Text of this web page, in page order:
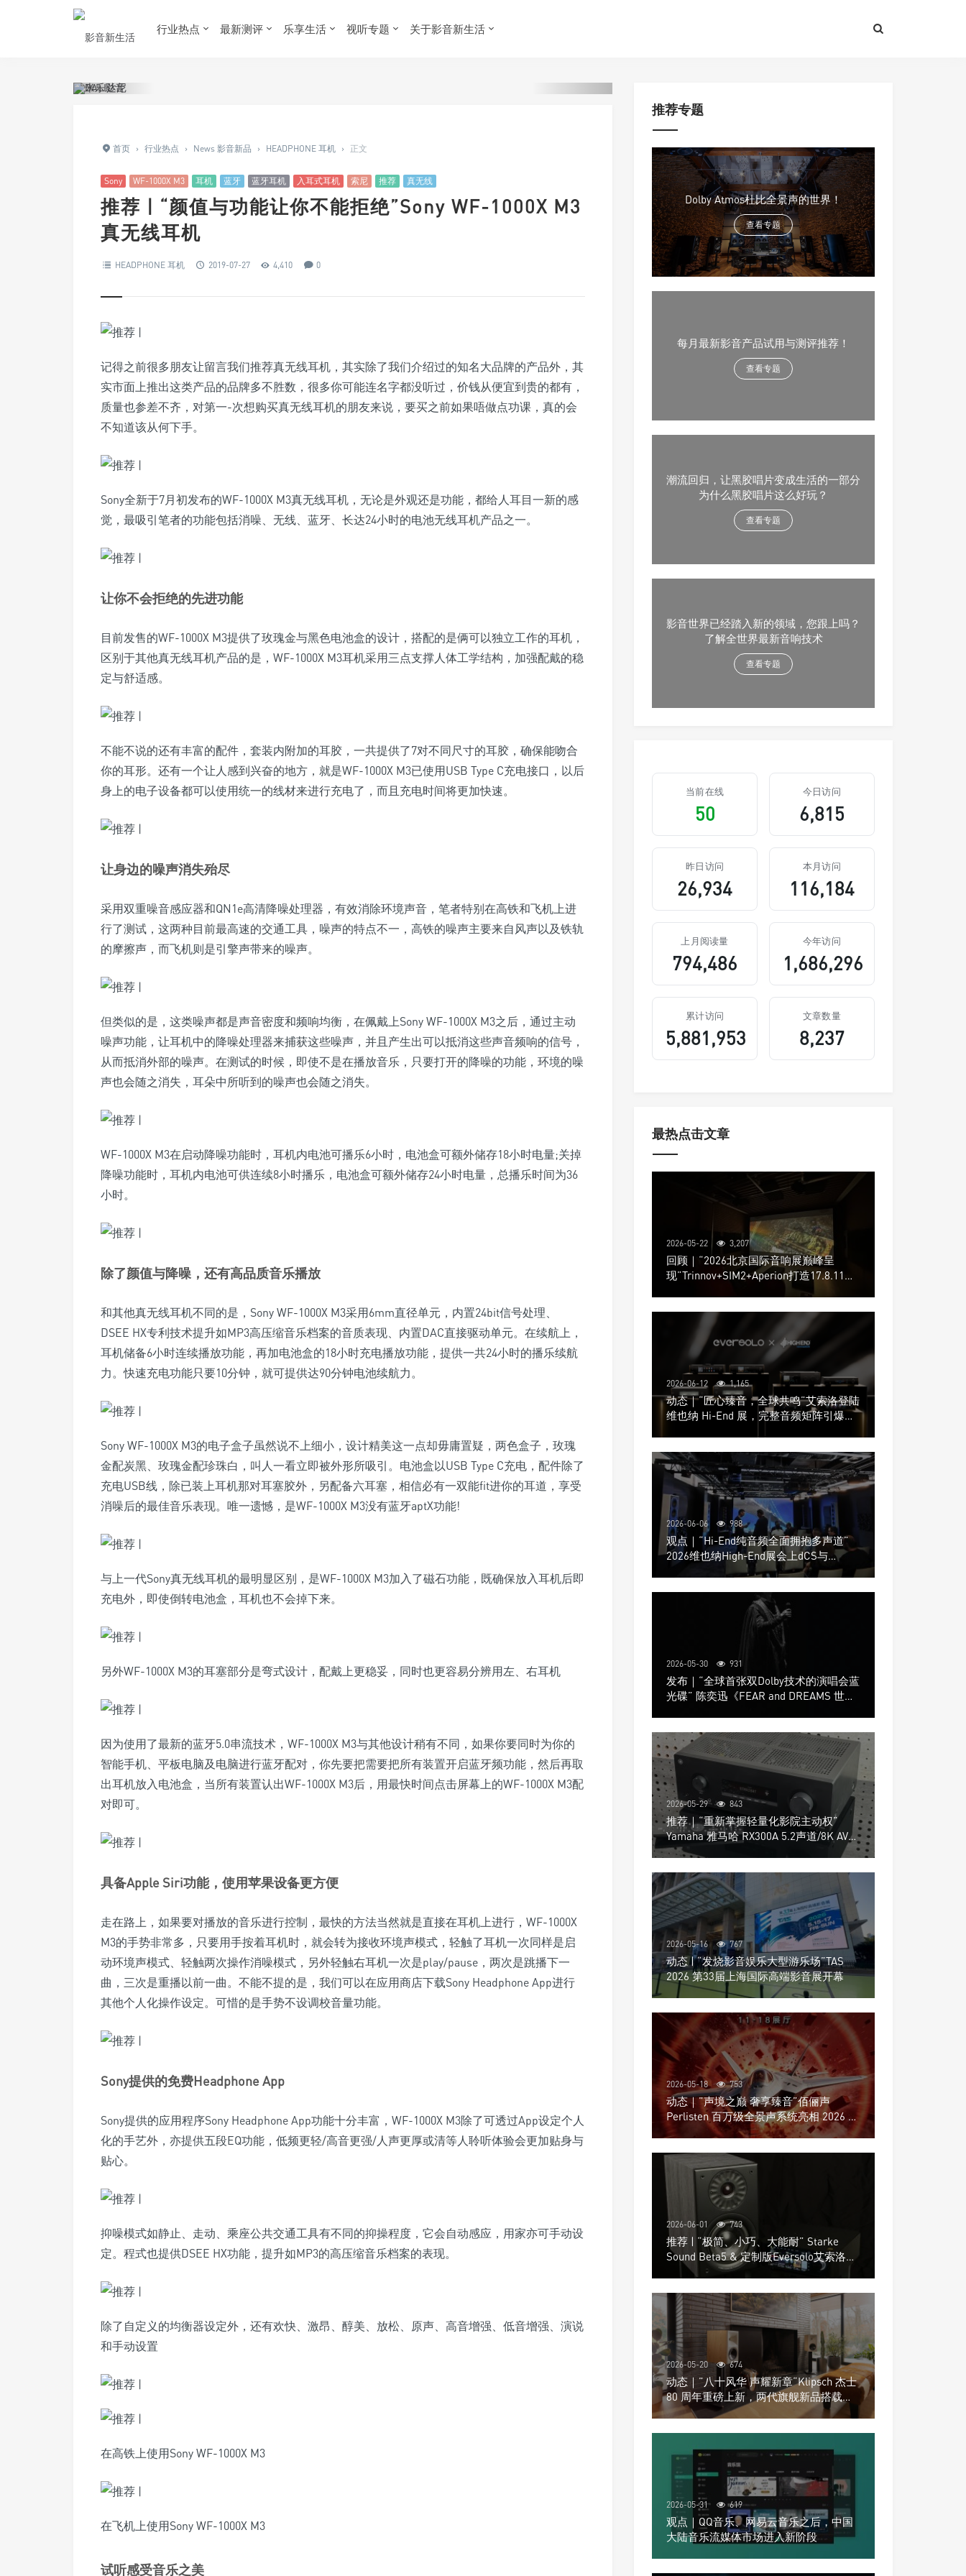
行业热点 最新测评 乐享生活 视听专题 关于影音新生活
首页 › 行业热点 › News 影音新品 › HEADPHONE 耳机 › 正文
Sony WF-1000X M3 耳机 蓝牙 蓝牙耳机 入耳式耳机 索尼 推荐 真无线
推荐 | “颜值与功能让你不能拒绝”Sony WF-1000X M3
真无线耳机
HEADPHONE 耳机 2019-07-27 4,410 0
记得之前很多朋友让留言我们推荐真无线耳机，其实除了我们介绍过的知名大品牌的产品外，其
实市面上推出这类产品的品牌多不胜数，很多你可能连名字都没听过，价钱从便宜到贵的都有，
质量也参差不齐，对第一-次想购买真无线耳机的朋友来说，要买之前如果唔做点功课，真的会
不知道该从何下手。
Sony全新于7月初发布的WF-1000X M3真无线耳机，无论是外观还是功能，都给人耳目一新的感
觉，最吸引笔者的功能包括消噪、无线、蓝牙、长达24小时的电池无线耳机产品之一。
让你不会拒绝的先进功能
目前发售的WF-1000X M3提供了玫瑰金与黑色电池盒的设计，搭配的是俩可以独立工作的耳机，
区别于其他真无线耳机产品的是，WF-1000X M3耳机采用三点支撑人体工学结构，加强配戴的稳
定与舒适感。
不能不说的还有丰富的配件，套装内附加的耳胶，一共提供了7对不同尺寸的耳胶，确保能吻合
你的耳形。还有一个让人感到兴奋的地方，就是WF-1000X M3已使用USB Type C充电接口，以后
身上的电子设备都可以使用统一的线材来进行充电了，而且充电时间将更加快速。
让身边的噪声消失殆尽
采用双重噪音感应器和QN1e高清降噪处理器，有效消除环境声音，笔者特别在高铁和飞机上进
行了测试，这两种目前最高速的交通工具，噪声的特点不一，高铁的噪声主要来自风声以及铁轨
的摩擦声，而飞机则是引擎声带来的噪声。
但类似的是，这类噪声都是声音密度和频响均衡，在佩戴上Sony WF-1000X M3之后，通过主动
噪声功能，让耳机中的降噪处理器来捕获这些噪声，并且产生出可以抵消这些声音频响的信号，
从而抵消外部的噪声。在测试的时候，即使不是在播放音乐，只要打开的降噪的功能，环境的噪
声也会随之消失，耳朵中所听到的噪声也会随之消失。
WF-1000X M3在启动降噪功能时，耳机内电池可播乐6小时，电池盒可额外储存18小时电量;关掉
降噪功能时，耳机内电池可供连续8小时播乐，电池盒可额外储存24小时电量，总播乐时间为36
小时。
除了颜值与降噪，还有高品质音乐播放
和其他真无线耳机不同的是，Sony WF-1000X M3采用6mm直径单元，内置24bit信号处理、
DSEE HX专利技术提升如MP3高压缩音乐档案的音质表现、内置DAC直接驱动单元。在续航上，
耳机储备6小时连续播放功能，再加电池盒的18小时充电播放功能，提供一共24小时的播乐续航
力。快速充电功能只要10分钟，就可提供达90分钟电池续航力。
Sony WF-1000X M3的电子盒子虽然说不上细小，设计精美这一点却毋庸置疑，两色盒子，玫瑰
金配炭黑、玫瑰金配珍珠白，叫人一看立即被外形所吸引。电池盒以USB Type C充电，配件除了
充电USB线，除已装上耳机那对耳塞胶外，另配备六耳塞，相信必有一双能fit进你的耳道，享受
消噪后的最佳音乐表现。唯一遗憾，是WF-1000X M3没有蓝牙aptX功能!
与上一代Sony真无线耳机的最明显区别，是WF-1000X M3加入了磁石功能，既确保放入耳机后即
充电外，即使倒转电池盒，耳机也不会掉下来。
另外WF-1000X M3的耳塞部分是弯式设计，配戴上更稳妥，同时也更容易分辨用左、右耳机
因为使用了最新的蓝牙5.0串流技术，WF-1000X M3与其他设计稍有不同，如果你要同时为你的
智能手机、平板电脑及电脑进行蓝牙配对，你先要把需要把所有装置开启蓝牙频功能，然后再取
出耳机放入电池盒，当所有装置认出WF-1000X M3后，用最快时间点击屏幕上的WF-1000X M3配
对即可。
具备Apple Siri功能，使用苹果设备更方便
走在路上，如果要对播放的音乐进行控制，最快的方法当然就是直接在耳机上进行，WF-1000X
M3的手势非常多，只要用手按着耳机时，就会转为接收环境声模式，轻触了耳机一次同样是启
动环境声模式、轻触两次操作消噪模式，另外轻触右耳机一次是play/pause，两次是跳播下一
曲，三次是重播以前一曲。不能不提的是，我们可以在应用商店下载Sony Headphone App进行
其他个人化操作设定。可惜的是手势不设调校音量功能。
Sony提供的免费Headphone App
Sony提供的应用程序Sony Headphone App功能十分丰富，WF-1000X M3除了可透过App设定个人
化的手艺外，亦提供五段EQ功能，低频更轻/高音更强/人声更厚或清等人聆听体验会更加贴身与
贴心。
抑噪模式如静止、走动、乘座公共交通工具有不同的抑操程度，它会自动感应，用家亦可手动设
定。程式也提供DSEE HX功能，提升如MP3的高压缩音乐档案的表现。
除了自定义的均衡器设定外，还有欢快、激昂、醇美、放松、原声、高音增强、低音增强、演说
和手动设置
在高铁上使用Sony WF-1000X M3
在飞机上使用Sony WF-1000X M3
试听感受音乐之美
推荐专题
Dolby Atmos杜比全景声的世界！
查看专题
每月最新影音产品试用与测评推荐！
查看专题
潮流回归，让黑胶唱片变成生活的一部分
为什么黑胶唱片这么好玩？
查看专题
影音世界已经踏入新的领域，您跟上吗？
了解全世界最新音响技术
查看专题
当前在线
50
今日访问
6,815
昨日访问
26,934
本月访问
116,184
上月阅读量
794,486
今年访问
1,686,296
累计访问
5,881,953
文章数量
8,237
最热点击文章
2026-05-22 3,207
回顾｜“2026北京国际音响展巅峰呈
现”Trinnov+SIM2+Aperion打造17.8.11声
2026-06-12 1,165
动态｜“匠心臻音，全球共鸣”艾索洛登陆
维也纳 Hi-End 展，完整音频矩阵引爆关
2026-06-06 988
观点｜“Hi-End纯音频全面拥抱多声道”
2026维也纳High-End展会上dCS与
Trinnov Audio搭建多声道演示系统
2026-05-30 931
发布｜“全球首张双Dolby技术的演唱会蓝
光碟” 陈奕迅《FEAR and DREAMS 世界
2026-05-29 843
推荐｜“重新掌握轻量化影院主动权”
Yamaha 雅马哈 RX300A 5.2声道/8K AV放
大器
2026-05-16 767
动态 | “发烧影音娱乐大型游乐场”TAS
2026 第33届上海国际高端影音展开幕
2026-05-18 753
动态｜”声境之巅 奢享臻音”佰俪声
Perlisten 百万级全景声系统亮相 2026 北
京国际音响展
2026-06-01 743
推荐 | “极简、小巧、大能耐” Starke
Sound Beta5 & 定制版Eversolo艾索洛
Play音响组合
2026-05-20 674
动态｜”八十风华 声耀新章“Klipsch 杰士
80 周年重磅上新，两代旗舰新品搭载硬
核配置音质再升级
2026-05-31 619
观点｜QQ音乐、网易云音乐之后，中国
大陆音乐流媒体市场进入新阶段